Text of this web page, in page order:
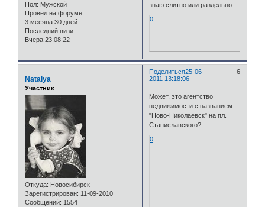
Пол: Мужской
Провел на форуме:
3 месяца 30 дней
Последний визит:
Вчера 23:08:22
знаю слитно или раздельно
0
Поделиться 6
25-06-
2011 13:18:06
Natalya
Участник
Откуда: Новосибирск
Зарегистрирован: 11-09-2010
Сообщений: 1554
Может, это агентство
недвижимости с названием
"Ново-Николаевск" на пл.
Станиславского?
0